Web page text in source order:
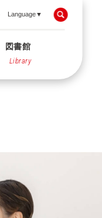
Language▼
図書館
Library